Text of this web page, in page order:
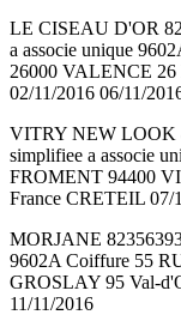
LE CISEAU D'OR
a associe unique
26000 VALENCE 26
02/11/2016 06/11/
VITRY NEW LOOK
simplifiee a associe
FROMENT 94400
France CRETEIL 07/
MORJANE
9602A Coiffure 55
GROSLAY 95 Val-
11/11/2016